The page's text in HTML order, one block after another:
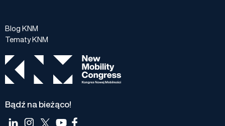
Blog KNM
Tematy KNM
Bądź na bieżąco!